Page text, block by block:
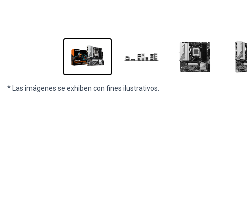
* Las imágenes se exhiben con fines ilustrativos.